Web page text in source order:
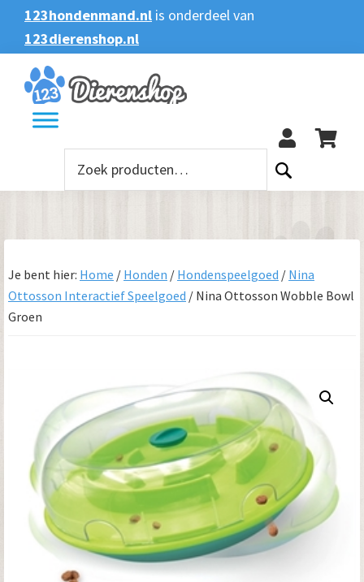
Spring
naar
de
hoofdnavigatie
Door
naar
de
hoofd
inhoud
Spring
naar
de
voettekst
123hondenmand.nl is onderdeel van
123dierenshop.nl
Zoeken
Zoeken
naar:
Je bent hier: Home / Honden / Hondenspeelgoed / Nina
Ottosson Interactief Speelgoed / Nina Ottosson Wobble Bowl
Groen